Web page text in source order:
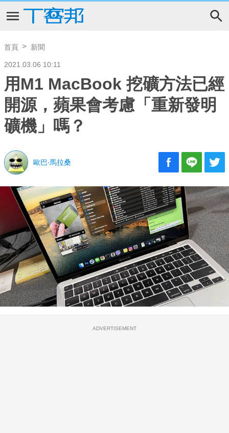
首頁 新聞
2021.03.06 10:11
用M1 MacBook 挖礦方法已經
開源，蘋果會考慮「重新發明
礦機」嗎？
歐巴‧馬拉桑
ADVERTISEMENT